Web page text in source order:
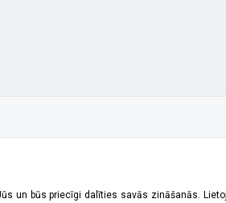
un būs priecīgi dalīties savās zināšanās.